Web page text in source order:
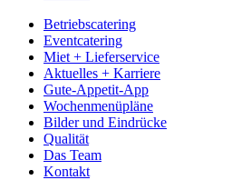
Betriebscatering
Eventcatering
Miet + Lieferservice
Aktuelles + Karriere
Gute-Appetit-App
Wochenmenüpläne
Bilder und Eindrücke
Qualität
Das Team
Kontakt